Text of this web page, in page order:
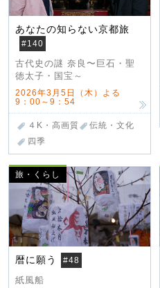
あなたの知らない京都旅
#140
古代史の謎 奈良〜巨石・聖
徳太子・国宝～
2026年3月5日（木）よる
9：00～9：54
４K・高画質
伝統・文化
四季
旅・くらし
暦に願う #48
紙風船